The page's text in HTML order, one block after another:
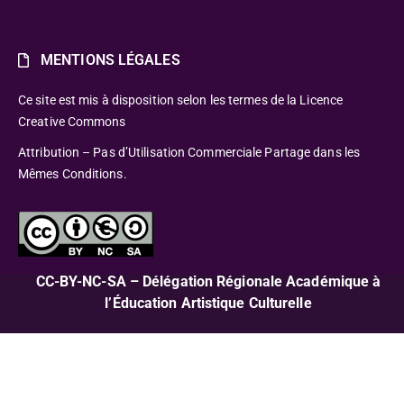
MENTIONS LÉGALES
Ce site est mis à disposition selon les termes de la Licence
Creative Commons
Attribution – Pas d’Utilisation Commerciale Partage dans les
Mêmes Conditions.
CC-BY-NC-SA – Délégation Régionale Académique à
l’Éducation Artistique Culturelle